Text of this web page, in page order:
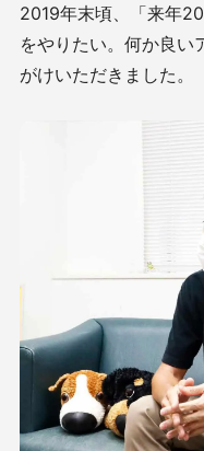
2019年末頃、「来年
をやりたい。何か良い
がけいただきました。